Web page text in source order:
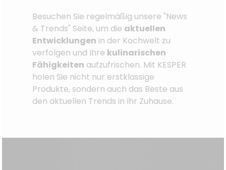
Besuchen Sie regelmäßig unsere "News
& Trends" Seite, um die aktuellen
Entwicklungen in der Kochwelt zu
verfolgen und Ihre kulinarischen
Fähigkeiten aufzufrischen. Mit KESPER
holen Sie nicht nur erstklassige
Produkte, sondern auch das Beste aus
den aktuellen Trends in Ihr Zuhause.